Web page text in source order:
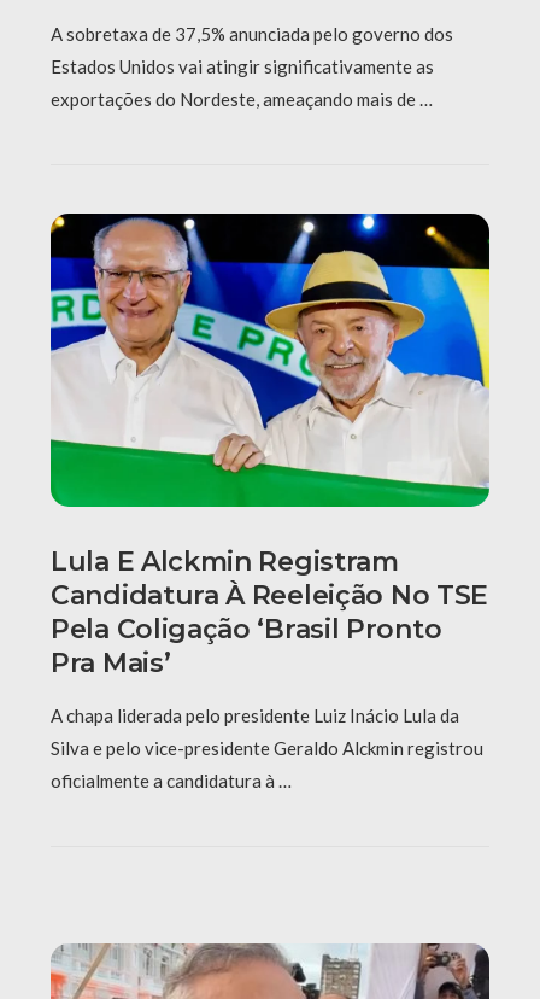
A sobretaxa de 37,5% anunciada pelo governo dos
Estados Unidos vai atingir significativamente as
exportações do Nordeste, ameaçando mais de …
Lula E Alckmin Registram
Candidatura À Reeleição No TSE
Pela Coligação ‘Brasil Pronto
Pra Mais’
A chapa liderada pelo presidente Luiz Inácio Lula da
Silva e pelo vice-presidente Geraldo Alckmin registrou
oficialmente a candidatura à …